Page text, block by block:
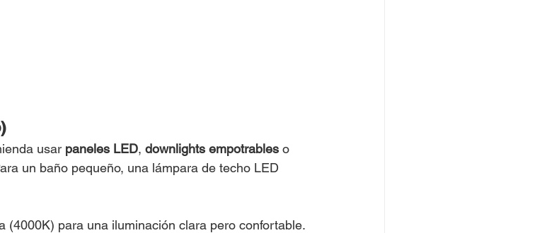
usar paneles LED, downlights empotrables o
un baño pequeño, una lámpara de techo LED
(4000K) para una iluminación clara pero confortable.